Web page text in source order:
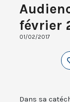
février
01/02/2017
Dans sa